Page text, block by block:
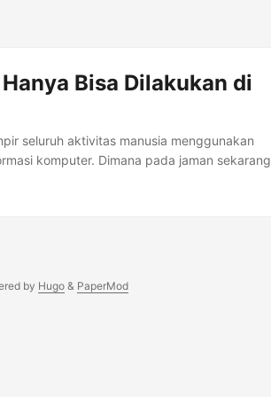
Bisa Dilakukan di
seluruh aktivitas manusia menggunakan
komputer. Dimana pada jaman sekarang
digital, seperti mengetahui cara mendulang
by Hugo& PaperMod